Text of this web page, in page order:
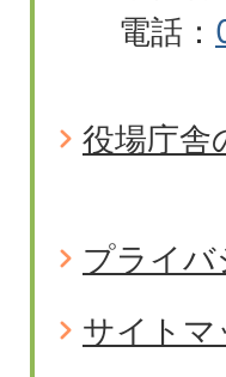
電話：
役場庁舎
プライバ
サイトマ